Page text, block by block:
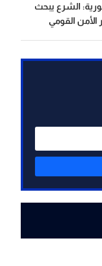
الشرع يبحث
القومي